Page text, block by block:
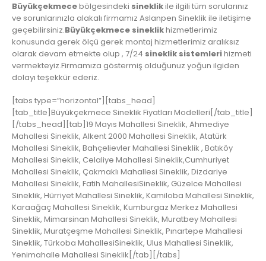
Büyükçekmecebölgesindeki sineklikile ilgili tüm sorularınız
ve sorunlarınızla alakalı firmamız Aslanpen Sineklik ile iletişime
geçebilirsiniz.Büyükçekmece sineklikhizmetlerimiz
konusunda gerek ölçü gerek montaj hizmetlerimiz aralıksız
olarak devam etmekte olup , 7/24 sineklik sistemlerihizmeti
vermekteyiz.Firmamıza göstermiş olduğunuz yoğun ilgiden
dolayı teşekkür ederiz.
[tabs type=”horizontal”][tabs_head]
[tab_title]Büyükçekmece Sineklik Fiyatları Modelleri[/tab_title]
[/tabs_head][tab]19 Mayıs Mahallesi Sineklik, Ahmediye
Mahallesi Sineklik, Alkent 2000 Mahallesi Sineklik, Atatürk
Mahallesi Sineklik, Bahçelievler Mahallesi Sineklik , Batıköy
Mahallesi Sineklik, Celaliye Mahallesi Sineklik,Cumhuriyet
Mahallesi Sineklik, Çakmaklı Mahallesi Sineklik, Dizdariye
Mahallesi Sineklik, Fatih MahallesiSineklik, Güzelce Mahallesi
Sineklik, Hürriyet Mahallesi Sineklik, Kamiloba Mahallesi Sineklik,
Karaağaç Mahallesi Sineklik, Kumburgaz Merkez Mahallesi
Sineklik, Mimarsinan Mahallesi Sineklik, Muratbey Mahallesi
Sineklik, Muratçeşme Mahallesi Sineklik, Pınartepe Mahallesi
Sineklik, Türkoba MahallesiSineklik, Ulus Mahallesi Sineklik,
Yenimahalle Mahallesi Sineklik[/tab][/tabs]